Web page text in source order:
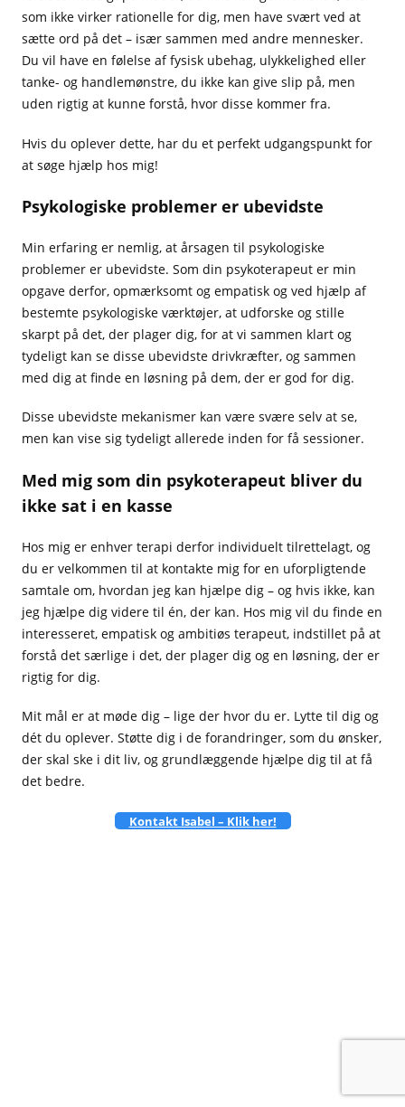
som ikke virker rationelle for dig, men have svært ved at
sætte ord på det – især sammen med andre mennesker.
Du vil have en følelse af fysisk ubehag, ulykkelighed eller
tanke- og handlemønstre, du ikke kan give slip på, men
uden rigtig at kunne forstå, hvor disse kommer fra.
Hvis du oplever dette, har du et perfekt udgangspunkt for
at søge hjælp hos mig!
Psykologiske problemer er ubevidste
Min erfaring er nemlig, at årsagen til psykologiske
problemer er ubevidste. Som din psykoterapeut er min
opgave derfor, opmærksomt og empatisk og ved hjælp af
bestemte psykologiske værktøjer, at udforske og stille
skarpt på det, der plager dig, for at vi sammen klart og
tydeligt kan se disse ubevidste drivkræfter, og sammen
med dig at finde en løsning på dem, der er god for dig.
Disse ubevidste mekanismer kan være svære selv at se,
men kan vise sig tydeligt allerede inden for få sessioner.
Med mig som din psykoterapeut bliver du
ikke sat i en kasse
Hos mig er enhver terapi derfor individuelt tilrettelagt, og
du er velkommen til at kontakte mig for en uforpligtende
samtale om, hvordan jeg kan hjælpe dig – og hvis ikke, kan
jeg hjælpe dig videre til én, der kan. Hos mig vil du finde en
interesseret, empatisk og ambitiøs terapeut, indstillet på at
forstå det særlige i det, der plager dig og en løsning, der er
rigtig for dig.
Mit mål er at møde dig – lige der hvor du er. Lytte til dig og
dét du oplever. Støtte dig i de forandringer, som du ønsker,
der skal ske i dit liv, og grundlæggende hjælpe dig til at få
det bedre.
Kontakt Isabel – Klik her!